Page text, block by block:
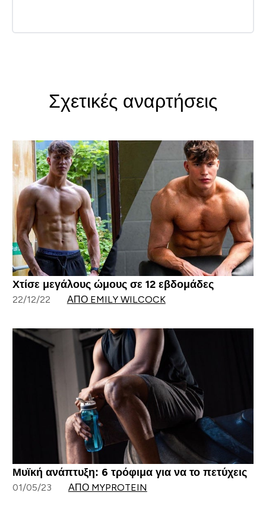
Σχετικές αναρτήσεις
Χτίσε μεγάλους ώμους σε 12 εβδομάδες
22/12/22 ΑΠΌ EMILY WILCOCK
Μυϊκή ανάπτυξη: 6 τρόφιμα για να το πετύχεις
01/05/23 ΑΠΌ MYPROTEIN